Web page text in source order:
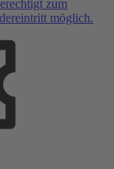
zum
möglich.